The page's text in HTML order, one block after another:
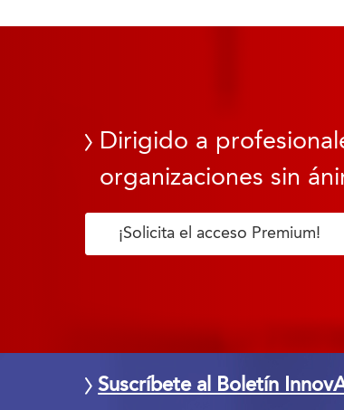
Dirigido a
organizaciones sin
¡Solicita el acceso Premium!
Suscríbete al Boletín